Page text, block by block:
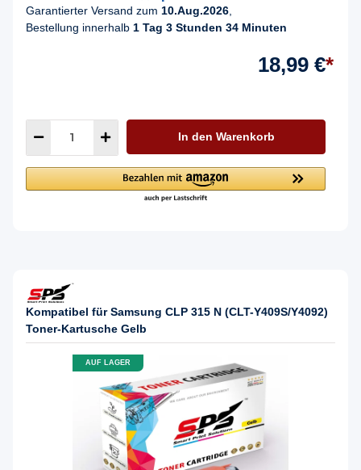
Garantierter Versand zum 10.Aug.2026
Bestellung innerhalb 1 Tag 3 Stunden 34 Minuten
18,99 €*
In den Warenkorb
Kompatibel für Samsung CLP 315 N (CLT-Y409S/Y4092)
Toner-Kartusche Gelb
AUF LAGER